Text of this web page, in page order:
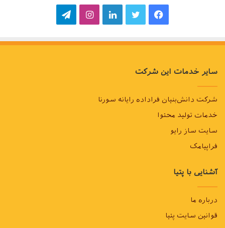
فیسبوکتوییترلینکدایناینستاگرام
تلگرام
سایر خدمات این شرکت
شرکت دانش‌بنیان فراداده رایانه سورنا
خدمات تولید محتوا
سایت ساز رایو
فراپیامک
آشنایی با پتیا
درباره ما
قوانین سایت پتیا